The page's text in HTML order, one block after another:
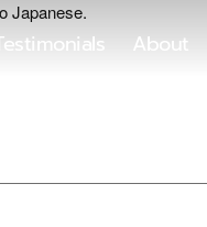
About
Japanese.